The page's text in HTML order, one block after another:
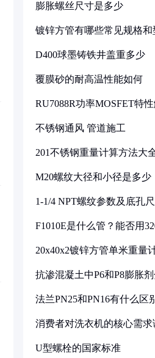
膨胀螺丝尺寸是多少
镀锌方管有哪些常见规格和
D400球墨铸铁井盖重多少
覆膜砂的耐高温性能如何
RU7088R功率MOSFET特
不锈钢通风 管道施工
201不锈钢重量计算方法大
M20螺纹大径和小径是多少
1-1/4 NPT螺纹参数及底孔
F1010E是什么管？能否用
20x40x2镀锌方管单米重量
抗渗混凝土中P6和P8膨胀
法兰PN25和PN16有什么区
消费者对洗衣机的核心需
U型螺栓的国家标准